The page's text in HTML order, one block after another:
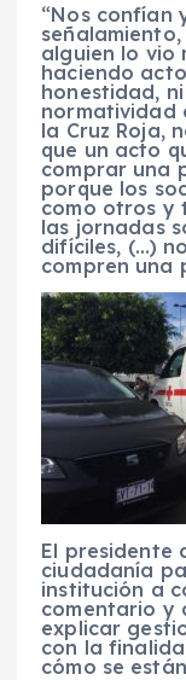
“Nos confían
alguien lo vio
haciendo
honestidad,
normatividad
la Cruz Roja,
que un acto
comprar una
porque los
como otros y
las jornadas
difíciles, (…)
compren una
El presidente
ciudadanía
institución a
comentario y
explicar
con la
cómo se